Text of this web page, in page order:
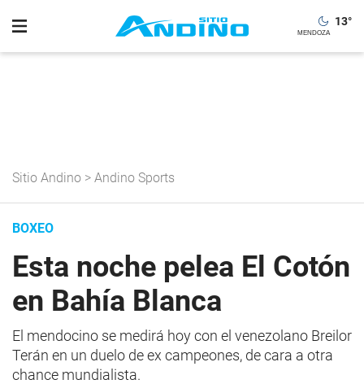
13°
Sitio Andino > Andino Sports
BOXEO
Esta noche pelea El Cotón
en Bahía Blanca
El mendocino se medirá hoy con el venezolano Breilor
Terán en un duelo de ex campeones, de cara a otra
chance mundialista.